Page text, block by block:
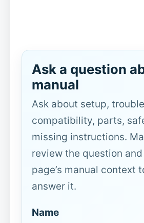
Ask a question
manual
Ask about setup,
compatibility, parts,
missing instructions.
review the question
page’s manual context
answer it.
Name